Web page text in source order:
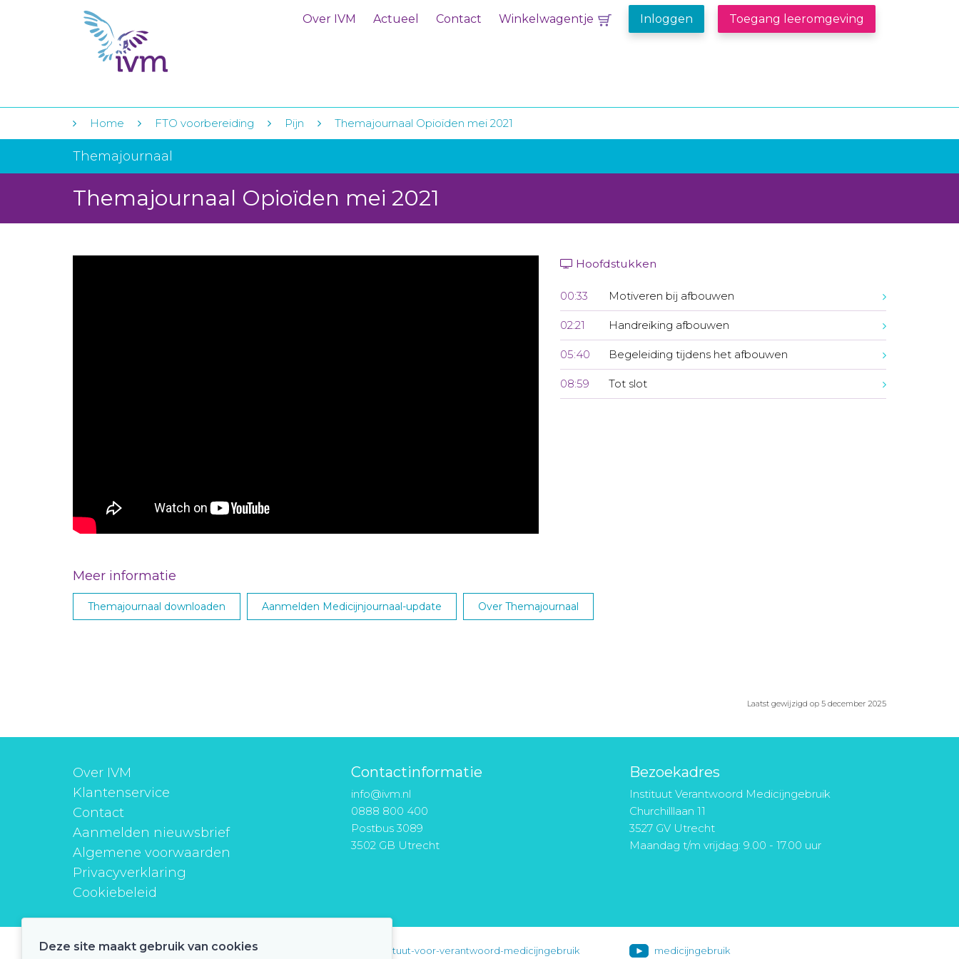
Over IVM Actueel Contact Winkelwagentje Inloggen Toegang leeromgeving
Home FTO voorbereiding Pijn Themajournaal Opioïden mei 2021
Themajournaal
Themajournaal Opioïden mei 2021
Hoofdstukken
00:33 Motiveren bij afbouwen
02:21 Handreiking afbouwen
05:40 Begeleiding tijdens het afbouwen
08:59 Tot slot
Meer informatie
Themajournaal downloaden Aanmelden Medicijnjournaal-update Over Themajournaal
Laatst gewijzigd op 5 december 2025
Over IVM
Klantenservice
Contact
Aanmelden nieuwsbrief
Algemene voorwaarden
Privacyverklaring
Cookiebeleid
Contactinformatie
info@ivm.nl
0888 800 400
Postbus 3089
3502 GB Utrecht
Bezoekadres
Instituut Verantwoord Medicijngebruik
Churchilllaan 11
3527 GV Utrecht
Maandag t/m vrijdag: 9.00 - 17.00 uur
instituutverantwoordmedicijngebruik instituut-voor-verantwoord-medicijngebruik medicijngebruik
Deze site maakt gebruik van cookies